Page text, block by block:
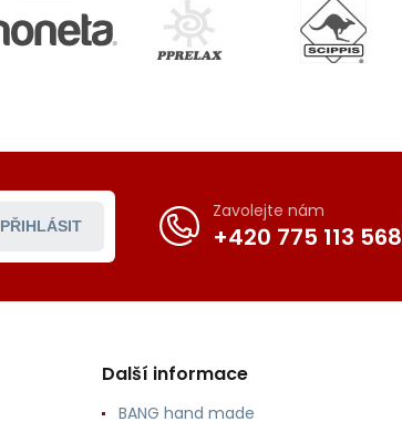
PŘIHLÁSIT
Zavolejte nám
+420 775 113 568
Další informace
BANG hand made